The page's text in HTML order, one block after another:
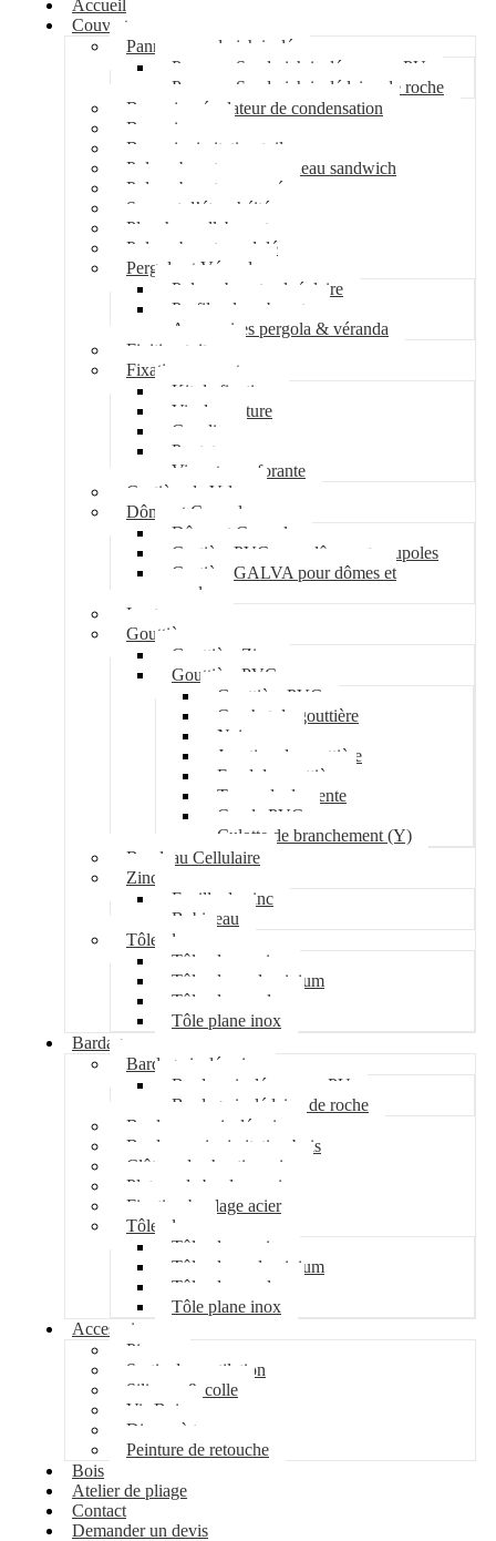
Accueil
Couverture
Panneau sandwich isolé
Panneau Sandwich isolé mousse PU
Panneau Sandwich isolé laine de roche
Bac acier régulateur de condensation
Bac acier sec
Bac acier imitation tuile
Polycarbonate pour panneau sandwich
Polycarbonate nervuré
Support d’étanchéité
Plancher collaborant
Polycarbonate ondulé
Pergola et Véranda
Polycarbonate alvéolaire
Profil polycarbonate
Accessoires pergola & véranda
Finition toiture
Fixation couverture
Kit de fixation
Vis de couture
Cavalier
Pontet
Vis auto-perforante
Costière de Velux
Dôme et Coupole
Dôme et Coupole
Costière PVC pour dômes et coupoles
Costière GALVA pour dômes et
coupoles
Lanterneau
Gouttière
Gouttière Zinc
Gouttière PVC
Gouttière PVC
Crochet de gouttière
Naissance
Jonction de gouttière
Fond de gouttière
Tuyau de descente
Coude PVC
Culotte de branchement (Y)
Bandeau Cellulaire
Zinc
Feuille de zinc
Bobineau
Tôle plane
Tôle plane acier
Tôle plane aluminium
Tôle plane galva
Tôle plane inox
Bardage
Bardage isolé acier
Bardage isolé mousse PU
Bardage isolé laine de roche
Bardage non isolé acier
Bardage acier imitation bois
Clôture de chantier acier
Plateau de bardage acier
Fixation bardage acier
Tôle plane
Tôle plane acier
Tôle plane aluminium
Tôle plane galva
Tôle plane inox
Accessoires
Pipeco
Sortie de ventilation
Silicone & colle
Vis Bois
Disque à tronçonner
Peinture de retouche
Bois
Atelier de pliage
Contact
Demander un devis